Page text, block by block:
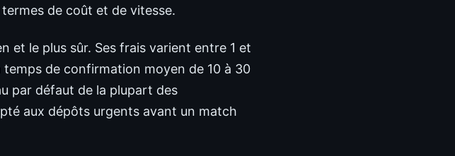
de coût et de vitesse.
et le plus sûr. Ses frais varient entre 1 et
de confirmation moyen de 10 à 30
par défaut de la plupart des
aux dépôts urgents avant un match